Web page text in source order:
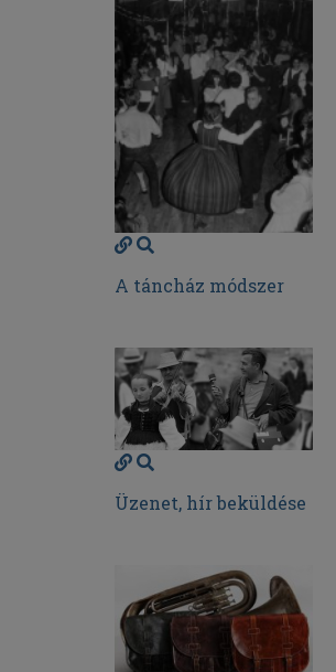
A táncház módszer
Üzenet, hír beküldése